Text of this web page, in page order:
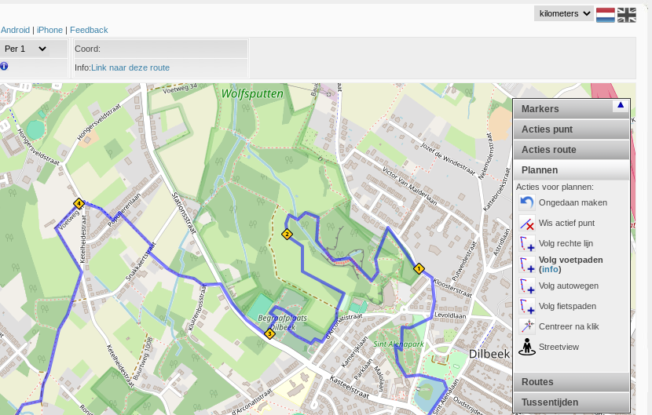
Android | iPhone | Feedback
Coord:
Info:Link naar deze route
Markers
Acties punt
Acties route
Plannen
Acties voor plannen:
Ongedaan maken
Wis actief punt
Volg rechte lijn
Volg voetpaden
(info)
Volg autowegen
Volg fietspaden
Centreer na klik
Streetview
Routes
Tussentijden